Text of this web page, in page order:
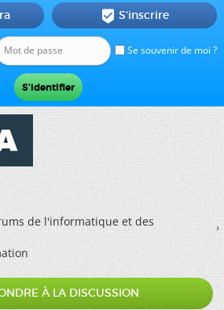
Se souvenir de moi ?
 S'inscrire
de l'informatique et des
À LA DISCUSSION